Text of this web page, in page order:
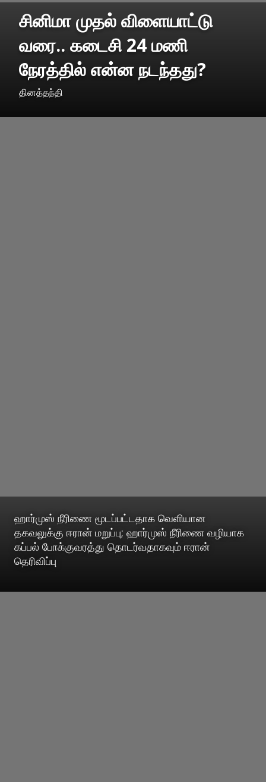
சினிமா முதல் விளையாட்டு
வரை.. கடைசி 24 மணி
நேரத்தில் என்ன நடந்தது?
தினத்தந்தி
ஹார்முஸ் நீரிணை மூடப்பட்டதாக வெளியான
தகவலுக்கு ஈரான் மறுப்பு; ஹார்முஸ் நீரிணை வழியாக
கப்பல் போக்குவரத்து தொடர்வதாகவும் ஈரான்
தெரிவிப்பு